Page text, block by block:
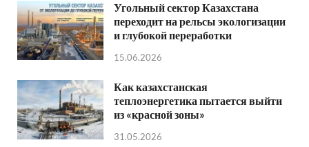
Угольный сектор Казахстана
переходит на рельсы экологизации
и глубокой переработки
15.06.2026
Как казахстанская
теплоэнергетика пытается выйти
из «красной зоны»
31.05.2026